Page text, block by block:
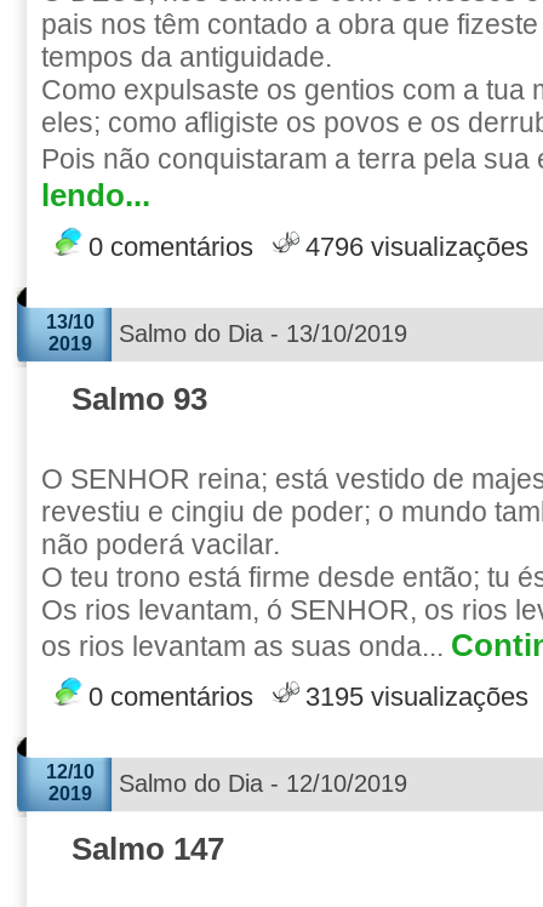
pais nos têm contado a obra que
tempos da antiguidade.
Como expulsaste os gentios com a tua
eles; como afligiste os povos e os
Pois não conquistaram a terra pela
lendo...
0 comentários 4796 visualizações
13/10
2019
Salmo do Dia - 13/10/2019
Salmo 93
O SENHOR reina; está vestido de
revestiu e cingiu de poder; o mundo
não poderá vacilar.
O teu trono está firme desde então; tu
Os rios levantam, ó SENHOR, os rios
os rios levantam as suas onda...
0 comentários 3195 visualizações
12/10
2019
Salmo do Dia - 12/10/2019
Salmo 147